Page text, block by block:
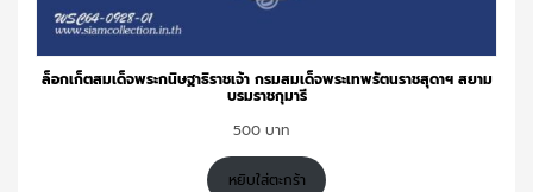
ล็อกเก็ตสมเด็จพระกนิษฐาธิราชเจ้า กรมสมเด็จพระเทพรัตนราชสุดาฯ สยาม
บรมราชกุมารี
500
หยิบใส่ตะกร้า